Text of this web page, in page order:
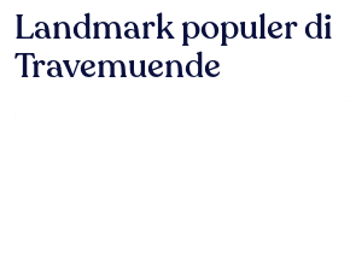
berdasarkan
pencarian
1
malam
Landmark populer di
Travemuende